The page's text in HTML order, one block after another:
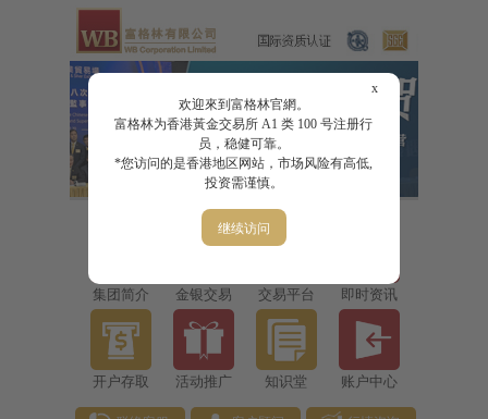
x
欢迎來到富格林官網。
富格林为香港黃金交易所 A1 类 100 号注册行
员，稳健可靠。
*您访问的是香港地区网站，市场风险有高低,
投资需谨慎。
继续访问
集团简介 金银交易 交易平台 即时资讯
开户存取 活动推广 知识堂 账户中心